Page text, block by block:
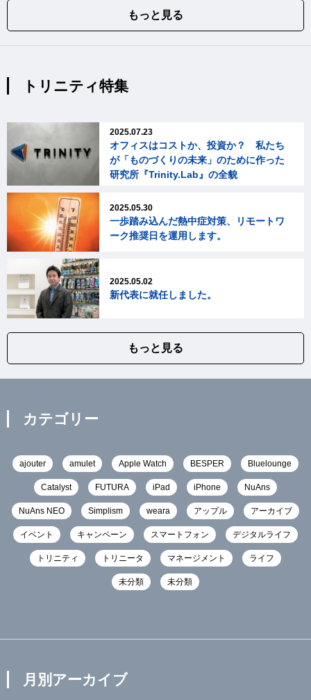
もっと見る
トリニティ特集
2025.07.23
オフィスはコストか、投資か？ 私たち
が「ものづくりの未来」のために作った
研究所『Trinity.Lab』の全貌
2025.05.30
一歩踏み込んだ熱中症対策、リモートワ
ーク推奨日を運用します。
2025.05.02
新代表に就任しました。
もっと見る
カテゴリー
ajouter amulet Apple Watch BESPER Bluelounge
Catalyst FUTURA iPad iPhone NuAns
NuAns NEO Simplism weara アップル アーカイブ
イベント キャンペーン スマートフォン デジタルライフ
トリニティ トリニータ マネージメント ライフ
未分類 未分類
月別アーカイブ